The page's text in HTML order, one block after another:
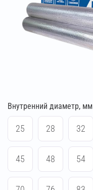
Внутренний диаметр, мм
25 28 32
45 48 54